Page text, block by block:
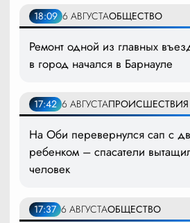
18:09 6 АВГУСТАОБЩЕСТВО
Ремонт одной из главных
в город начался в Барнауле
17:42 6 АВГУСТАПРОИСШЕСТВИЯ
На Оби перевернулся сап с
ребенком – спасатели
человек
17:37 6 АВГУСТАОБЩЕСТВО